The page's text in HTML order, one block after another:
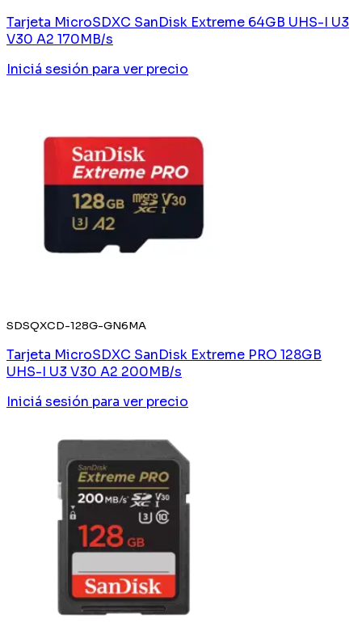
Tarjeta MicroSDXC SanDisk Extreme 64GB UHS-I U3
V30 A2 170MB/s
Iniciá sesión para ver precio
SDSQXCD-128G-GN6MA
Tarjeta MicroSDXC SanDisk Extreme PRO 128GB
UHS-I U3 V30 A2 200MB/s
Iniciá sesión para ver precio